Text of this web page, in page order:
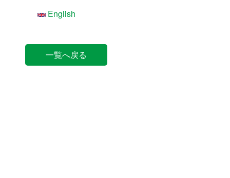
English
一覧へ戻る